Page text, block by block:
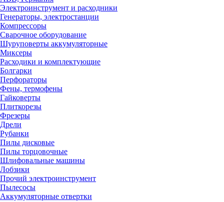
Электроинструмент и расходники
Генераторы, электростанции
Компрессоры
Сварочное оборудование
Шуруповерты аккумуляторные
Миксеры
Расходики и комплектующие
Болгарки
Перфораторы
Фены, термофены
Гайковерты
Плиткорезы
Фрезеры
Дрели
Рубанки
Пилы дисковые
Пилы торцовочные
Шлифовальные машины
Лобзики
Прочий электроинструмент
Пылесосы
Аккумуляторные отвертки